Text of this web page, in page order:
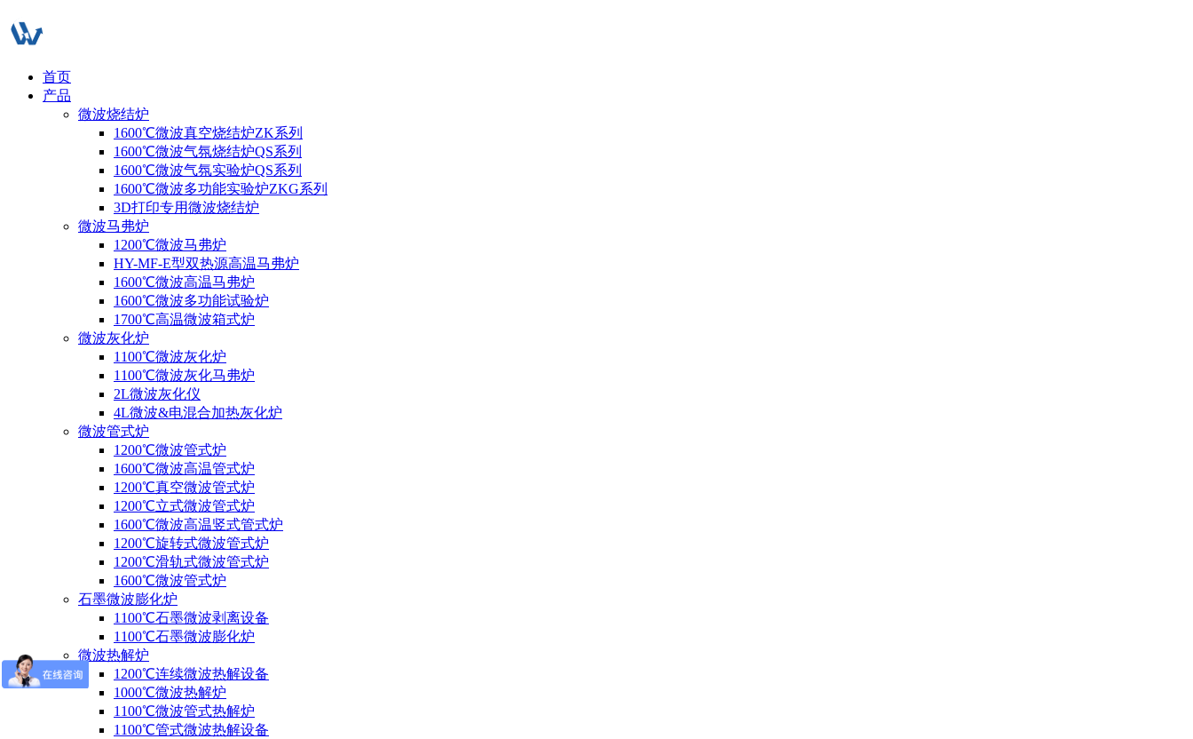
首页
产品
微波烧结炉
1600℃微波真空烧结炉ZK系列
1600℃微波气氛烧结炉QS系列
1600℃微波气氛实验炉QS系列
1600℃微波多功能实验炉ZKG系列
3D打印专用微波烧结炉
微波马弗炉
1200℃微波马弗炉
HY-MF-E型双热源高温马弗炉
1600℃微波高温马弗炉
1600℃微波多功能试验炉
1700℃高温微波箱式炉
微波灰化炉
1100℃微波灰化炉
1100℃微波灰化马弗炉
2L微波灰化仪
4L微波&电混合加热灰化炉
微波管式炉
1200℃微波管式炉
1600℃微波高温管式炉
1200℃真空微波管式炉
1200℃立式微波管式炉
1600℃微波高温竖式管式炉
1200℃旋转式微波管式炉
1200℃滑轨式微波管式炉
1600℃微波管式炉
石墨微波膨化炉
1100℃石墨微波剥离设备
1100℃石墨微波膨化炉
微波热解炉
1200℃连续微波热解设备
1000℃微波热解炉
1100℃微波管式热解炉
1100℃管式微波热解设备